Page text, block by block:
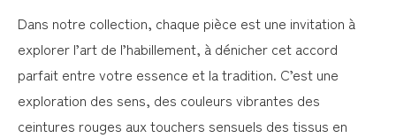
Dans notre collection, chaque pièce est une invitation à
explorer l’art de l’habillement, à dénicher cet accord
parfait entre votre essence et la tradition. C’est une
exploration des sens, des couleurs vibrantes des
ceintures rouges aux touchers sensuels des tissus en